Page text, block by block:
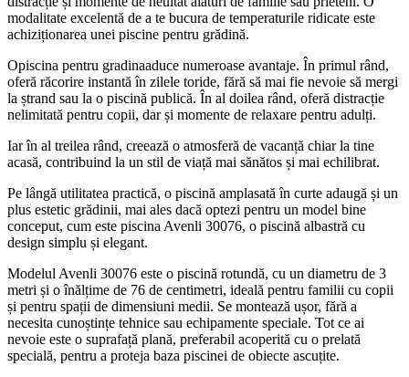
modalitate excelentă de a te bucura de temperaturile ridicate este
achiziționarea unei piscine pentru grădină.
Opiscina pentru gradinaaduce numeroase avantaje. În primul rând,
oferă răcorire instantă în zilele toride, fără să mai fie nevoie să mergi
la ștrand sau la o piscină publică. În al doilea rând, oferă distracție
nelimitată pentru copii, dar și momente de relaxare pentru adulți.
Iar în al treilea rând, creează o atmosferă de vacanță chiar la tine
acasă, contribuind la un stil de viață mai sănătos și mai echilibrat.
Pe lângă utilitatea practică, o piscină amplasată în curte adaugă și un
plus estetic grădinii, mai ales dacă optezi pentru un model bine
conceput, cum este piscina Avenli 30076, o piscină albastră cu
design simplu și elegant.
Modelul Avenli 30076 este o piscină rotundă, cu un diametru de 3
metri și o înălțime de 76 de centimetri, ideală pentru familii cu copii
și pentru spații de dimensiuni medii. Se montează ușor, fără a
necesita cunoștințe tehnice sau echipamente speciale. Tot ce ai
nevoie este o suprafață plană, preferabil acoperită cu o prelată
specială, pentru a proteja baza piscinei de obiecte ascuțite.